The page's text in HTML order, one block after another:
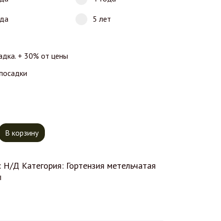
5 лет
+ 30% от цены
товара Гортензия Пломбир
В корзину
Н/Д Категория: Гортензия метельчатая